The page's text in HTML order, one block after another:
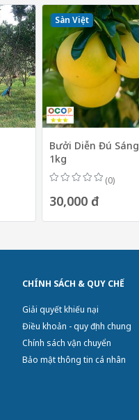
Sàn Việt
Bưởi Diễn Đú Sáng
1kg
(0)
30,000 đ
CHÍNH SÁCH & QUY CHẾ
Giải quyết khiếu nại
Điều khoản - quy định chung
Chính sách vận chuyển
Bảo mật thông tin cá nhân